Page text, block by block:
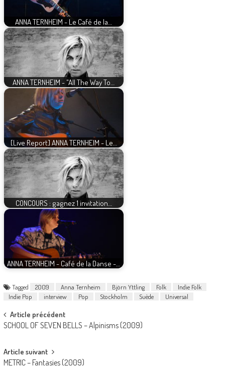
ANNA TERNHEIM - Le Café de la…
ANNA TERNHEIM - "All The Way To…
[Live Report] ANNA TERNHEIM - Le…
CONCOURS : gagnez 1 invitation…
ANNA TERNHEIM - Café de la Danse -…
Tagged 2009 Anna Ternheim Björn Yttling Folk
Indie Folk
Indie Pop
interview Pop Stockholm Suède Universal
Post
navigation
Article précédent
SCHOOL OF SEVEN BELLS – Alpinisms (2009)
Article suivant
METRIC – Fantasies (2009)